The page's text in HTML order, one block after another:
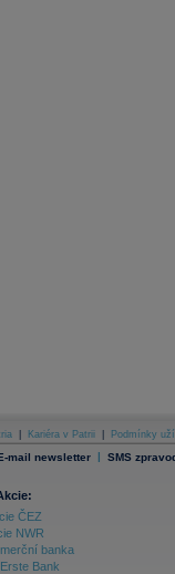
Kariéra v Patrii Podmínky
mail newsletter | SMS
ČEZ
NWR
banka
Bank